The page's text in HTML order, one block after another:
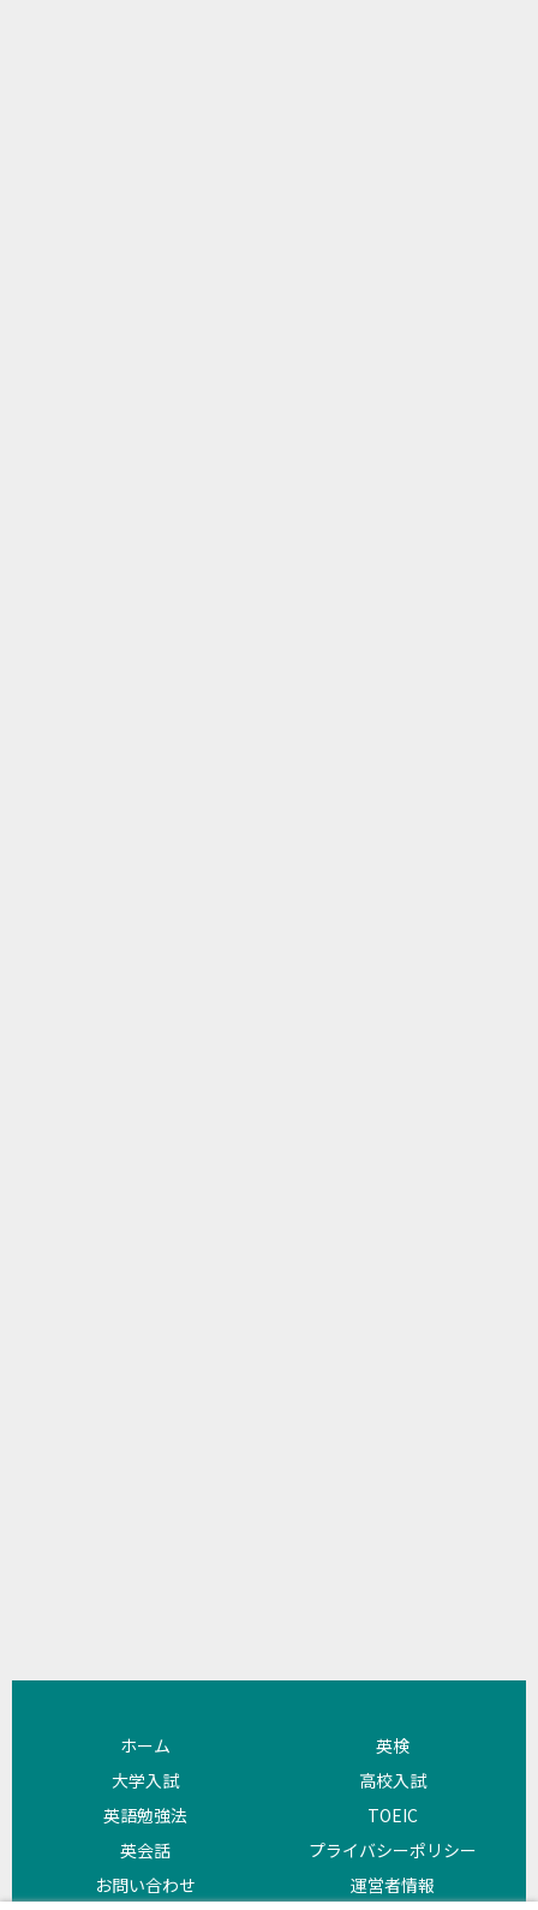
ホーム
英検
大学入試
高校入試
英語勉強法
TOEIC
英会話
プライバシーポリシー
お問い合わせ
運営者情報